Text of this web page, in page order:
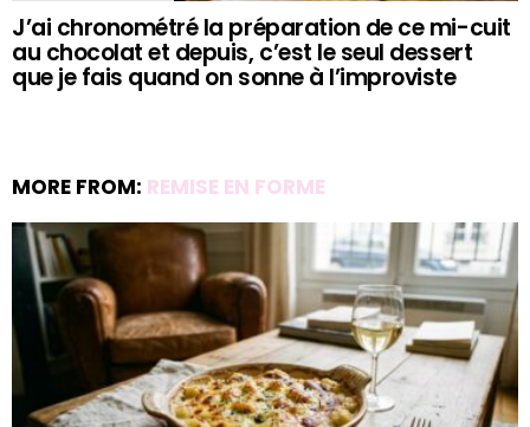
J’ai chronométré la préparation de ce mi-cuit
au chocolat et depuis, c’est le seul dessert
que je fais quand on sonne à l’improviste
MORE FROM: REMISE EN FORME